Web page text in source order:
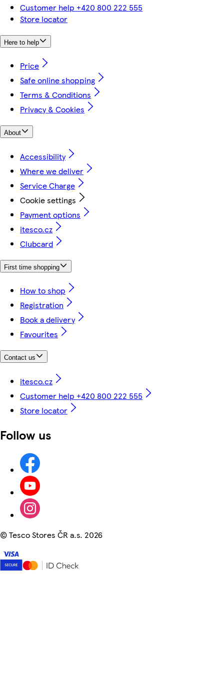
Customer help +420 800 222 555
Store locator
Here to help
Price
Safe online shopping
Terms & Conditions
Privacy & Cookies
About
Accessibility
Where we deliver
Service Charge
Cookie settings
Payment options
itesco.cz
Clubcard
First time shopping
How to shop
Registration
Book a delivery
Favourites
Contact us
itesco.cz
Customer help +420 800 222 555
Store locator
Follow us
©Tesco Stores ČR a.s. 2026